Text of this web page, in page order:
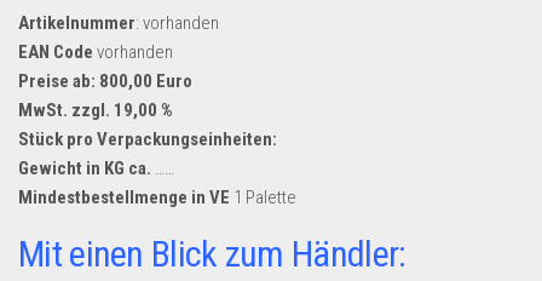
Artikelnummer: vorhanden
EAN Code vorhanden
Preise ab: 800,00 Euro
MwSt. zzgl. 19,00 %
Stück pro Verpackungseinheiten:
Gewicht in KG ca.
Mindestbestellmenge in VE 1 Palette
Mit einen Blick zum Händler: